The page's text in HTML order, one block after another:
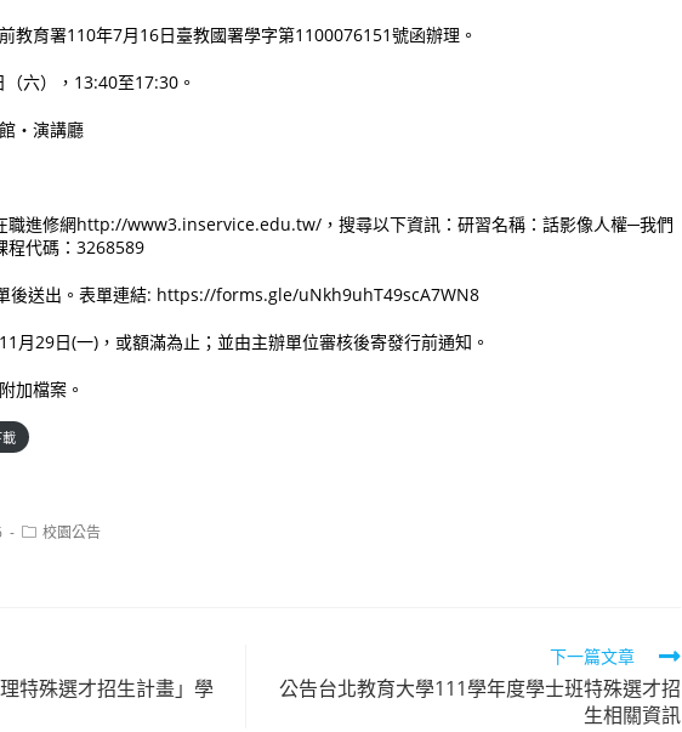
教育署110年7月16日臺教國署學字第1100076151號函辦理。
六），13:40至17:30。
‧演講廳
職進修網http://www3.inservice.edu.tw/，搜尋以下資訊：研習名稱：話影像人權─我們
程代碼：3268589
後送出。表單連結: https://forms.gle/uNkh9uhT49scA7WN8
月29日(一)，或額滿為止；並由主辦單位審核後寄發行前通知。
加檔案。
Post校園公告
特殊選才招生計畫」學
下一篇文章
公告台北教育大學111學年度學士班特殊選才招
生相關資訊